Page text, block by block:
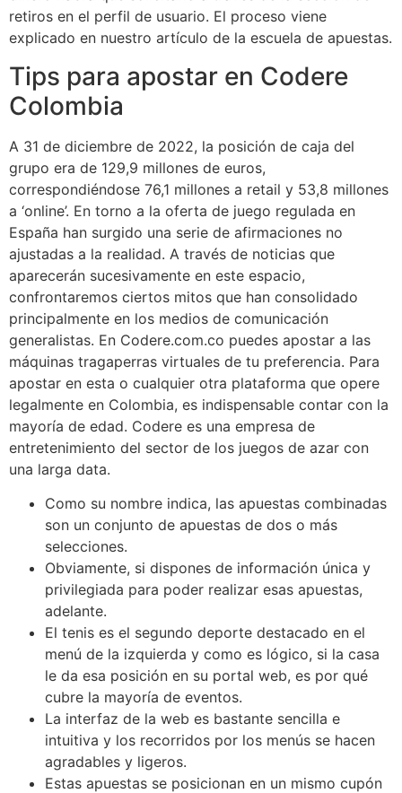
retiros en el perfil de usuario. El proceso viene
explicado en nuestro artículo de la escuela de apuestas.
Tips para apostar en Codere
Colombia
A 31 de diciembre de 2022, la posición de caja del
grupo era de 129,9 millones de euros,
correspondiéndose 76,1 millones a retail y 53,8 millones
a ‘online’. En torno a la oferta de juego regulada en
España han surgido una serie de afirmaciones no
ajustadas a la realidad. A través de noticias que
aparecerán sucesivamente en este espacio,
confrontaremos ciertos mitos que han consolidado
principalmente en los medios de comunicación
generalistas. En Codere.com.co puedes apostar a las
máquinas tragaperras virtuales de tu preferencia. Para
apostar en esta o cualquier otra plataforma que opere
legalmente en Colombia, es indispensable contar con la
mayoría de edad. Codere es una empresa de
entretenimiento del sector de los juegos de azar con
una larga data.
Como su nombre indica, las apuestas combinadas
son un conjunto de apuestas de dos o más
selecciones.
Obviamente, si dispones de información única y
privilegiada para poder realizar esas apuestas,
adelante.
El tenis es el segundo deporte destacado en el
menú de la izquierda y como es lógico, si la casa
le da esa posición en su portal web, es por qué
cubre la mayoría de eventos.
La interfaz de la web es bastante sencilla e
intuitiva y los recorridos por los menús se hacen
agradables y ligeros.
Estas apuestas se posicionan en un mismo cupón